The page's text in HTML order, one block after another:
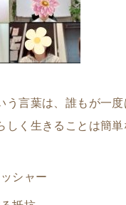
う言葉は、誰もが一
しく生きることは簡単
シャー